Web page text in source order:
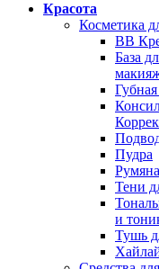
Красота
Косметика
BB
База
Пудра
Румяна
Тени
и
Тушь